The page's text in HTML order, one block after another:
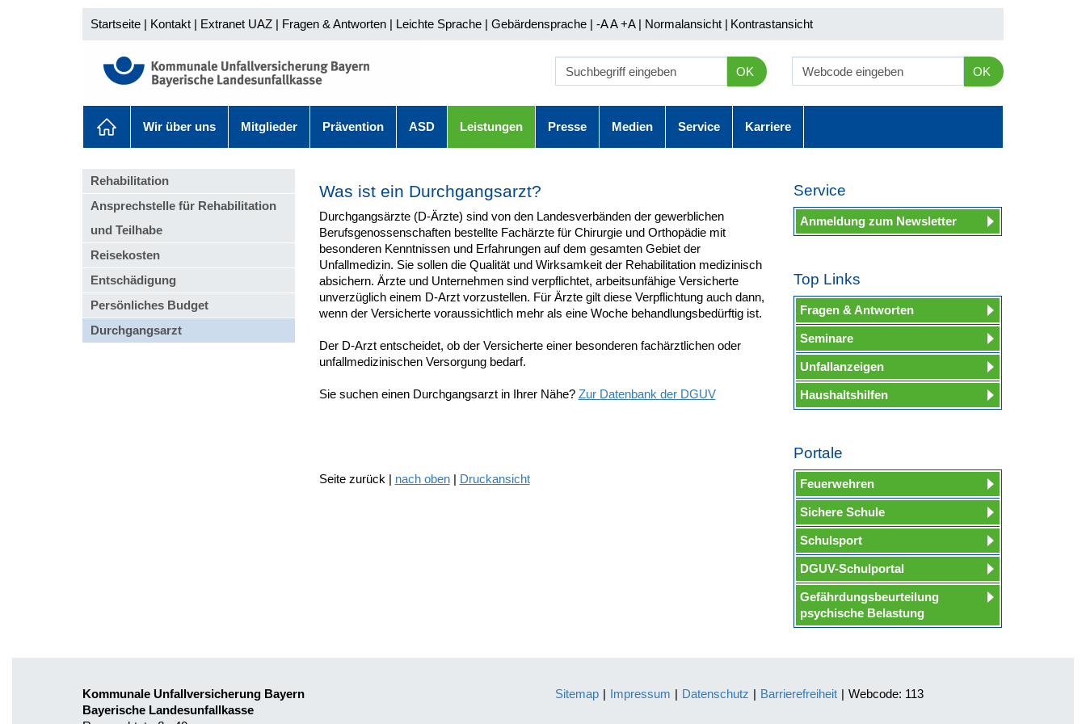
Startseite | Kontakt | Extranet UAZ | Fragen & Antworten | Leichte Sprache | Gebärdensprache | -A A+A | Normalansicht | Kontrastansicht
OK OK
Wir über uns Mitglieder Prävention ASD Leistungen Presse Medien Service Karriere
Rehabilitation
Ansprechstelle für Rehabilitation
und Teilhabe
Reisekosten
Entschädigung
Persönliches Budget
Durchgangsarzt
Was ist ein Durchgangsarzt?
Durchgangsärzte (D-Ärzte) sind von den Landesverbänden der gewerblichen
Berufsgenossenschaften bestellte Fachärzte für Chirurgie und Orthopädie mit
besonderen Kenntnissen und Erfahrungen auf dem gesamten Gebiet der
Unfallmedizin. Sie sollen die Qualität und Wirksamkeit der Rehabilitation medizinisch
absichern. Ärzte und Unternehmen sind verpflichtet, arbeitsunfähige Versicherte
unverzüglich einem D-Arzt vorzustellen. Für Ärzte gilt diese Verpflichtung auch dann,
wenn der Versicherte voraussichtlich mehr als eine Woche behandlungsbedürftig ist.
Der D-Arzt entscheidet, ob der Versicherte einer besonderen fachärztlichen oder
unfallmedizinischen Versorgung bedarf.
Sie suchen einen Durchgangsarzt in Ihrer Nähe? Zur Datenbank der DGUV
Seite zurück | nach oben| Druckansicht
Service
Anmeldung zum Newsletter
Top Links
Fragen & Antworten
Seminare
Unfallanzeigen
Haushaltshilfen
Portale
Feuerwehren
Sichere Schule
Schulsport
DGUV-Schulportal
Gefährdungsbeurteilung
psychische Belastung
Kommunale Unfallversicherung Bayern
Bayerische Landesunfallkasse
Sitemap | Impressum | Datenschutz | Barrierefreiheit | Webcode: 113